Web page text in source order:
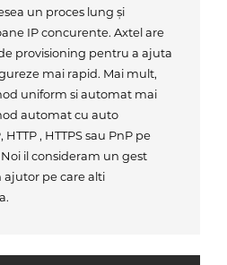
un proces lung și
IP concurente. Axtel are
provisioning pentru a ajuta
mai rapid. Mai mult,
uniform si automat mai
automat cu auto
, HTTPS sau PnP pe
il consideram un gest
pe care alti